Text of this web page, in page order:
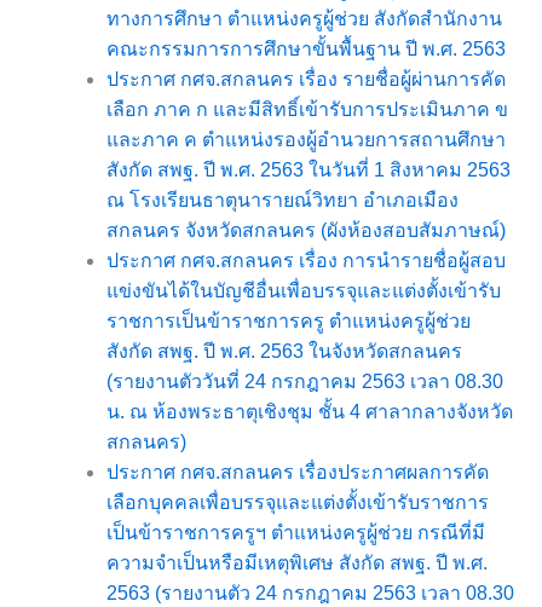
ทางการศึกษา ตำแหน่งครูผู้ช่วย สังกัดสำนักงาน
คณะกรรมการการศึกษาขั้นพื้นฐาน ปี พ.ศ. 2563
ประกาศ กศจ.สกลนคร เรื่อง รายชื่อผู้ผ่านการคัด
เลือก ภาค ก และมีสิทธิ์เข้ารับการประเมินภาค ข
และภาค ค ตำแหน่งรองผู้อำนวยการสถานศึกษา
สังกัด สพฐ. ปี พ.ศ. 2563 ในวันที่ 1 สิงหาคม 2563
ณ โรงเรียนธาตุนารายณ์วิทยา อำเภอเมือง
สกลนคร จังหวัดสกลนคร (ผังห้องสอบสัมภาษณ์)
ประกาศ กศจ.สกลนคร เรื่อง การนำรายชื่อผู้สอบ
แข่งขันได้ในบัญชีอื่นเพื่อบรรจุและแต่งตั้งเข้ารับ
ราชการเป็นข้าราชการครู ตำแหน่งครูผู้ช่วย
สังกัด สพฐ. ปี พ.ศ. 2563 ในจังหวัดสกลนคร
(รายงานตัววันที่ 24 กรกฎาคม 2563 เวลา 08.30
น. ณ ห้องพระธาตุเชิงชุม ชั้น 4 ศาลากลางจังหวัด
สกลนคร)
ประกาศ กศจ.สกลนคร เรื่องประกาศผลการคัด
เลือกบุคคลเพื่อบรรจุและแต่งตั้งเข้ารับราชการ
เป็นข้าราชการครูฯ ตำแหน่งครูผู้ช่วย กรณีที่มี
ความจำเป็นหรือมีเหตุพิเศษ สังกัด สพฐ. ปี พ.ศ.
2563 (รายงานตัว 24 กรกฎาคม 2563 เวลา 08.30